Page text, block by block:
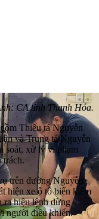
CA tỉnh Thanh Hóa.
Thiếu tá Nguyễn
và Trung tá Nguyễn
soát, xử lý vi phạm
trách.
trên đường Nguyễn
hiện xe ô tô biển kiểm
ra hiệu lệnh dừng
người điều khiển.